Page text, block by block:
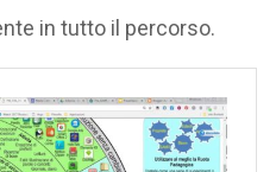
in tutto il percorso.